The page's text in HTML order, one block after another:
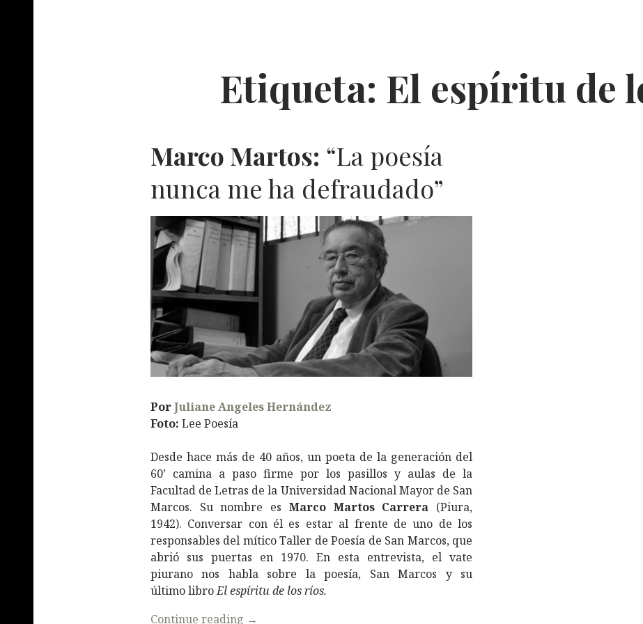
ÍA
Etiqueta: El espíritu de
Marco Martos: “La poesía
nunca me ha defraudado”
L
PorJuliane Angeles Hernández
Foto: Lee Poesía
Desde hace más de 40 años, un poeta de la generación del
60’ camina a paso firme por los pasillos y aulas de la
Facultad de Letras de la Universidad Nacional Mayor de San
Marcos. Su nombre es Marco Martos Carrera (Piura,
1942). Conversar con él es estar al frente de uno de los
responsables del mítico Taller de Poesía de San Marcos, que
abrió sus puertas en 1970. En esta entrevista, el vate
piurano nos habla sobre la poesía, San Marcos y su
último libroEl espíritu de los ríos.
Continue reading →